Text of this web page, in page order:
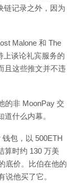
链记录之外，因为
Malone 和 The
上谈论礼宾服务的
且这些推文并不违
的非 MoonPay 交
什么内幕。
包，以 500ETH
算时约 130 万美
底价。比伯在他的
说他买了它。